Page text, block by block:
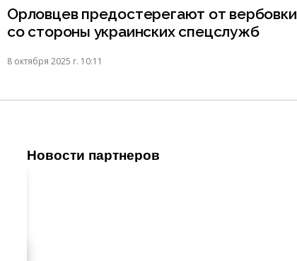
Орловцев предостерегают от вербовки
со стороны украинских спецслужб
8 октября 2025 г. 10:11
Новости партнеров